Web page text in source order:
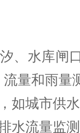
、水库闸
量和雨量
如城市供
水流量监